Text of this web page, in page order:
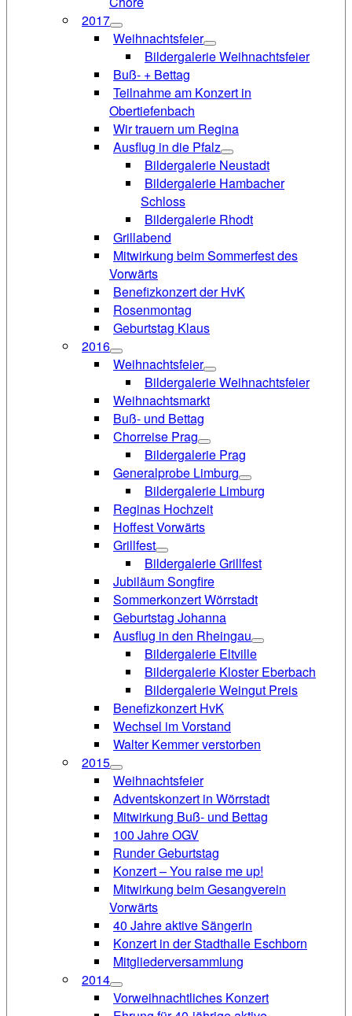
2017
Weihnachtsfeier
Bildergalerie Weihnachtsfeier
Buß- + Bettag
Teilnahme am Konzert in
Obertiefenbach
Wir trauern um Regina
Ausflug in die Pfalz
Bildergalerie Neustadt
Bildergalerie Hambacher
Schloss
Bildergalerie Rhodt
Grillabend
Mitwirkung beim Sommerfest des
Vorwärts
Benefizkonzert der HvK
Rosenmontag
Geburtstag Klaus
2016
Weihnachtsfeier
Bildergalerie Weihnachtsfeier
Weihnachtsmarkt
Buß- und Bettag
Chorreise Prag
Bildergalerie Prag
Generalprobe Limburg
Bildergalerie Limburg
Reginas Hochzeit
Hoffest Vorwärts
Grillfest
Bildergalerie Grillfest
Jubiläum Songfire
Sommerkonzert Wörrstadt
Geburtstag Johanna
Ausflug in den Rheingau
Bildergalerie Eltville
Bildergalerie Kloster Eberbach
Bildergalerie Weingut Preis
Benefizkonzert HvK
Wechsel im Vorstand
Walter Kemmer verstorben
2015
Weihnachtsfeier
Adventskonzert in Wörrstadt
Mitwirkung Buß- und Bettag
100 Jahre OGV
Runder Geburtstag
Konzert – You raise me up!
Mitwirkung beim Gesangverein
Vorwärts
40 Jahre aktive Sängerin
Konzert in der Stadthalle Eschborn
Mitgliederversammlung
2014
Vorweihnachtliches Konzert